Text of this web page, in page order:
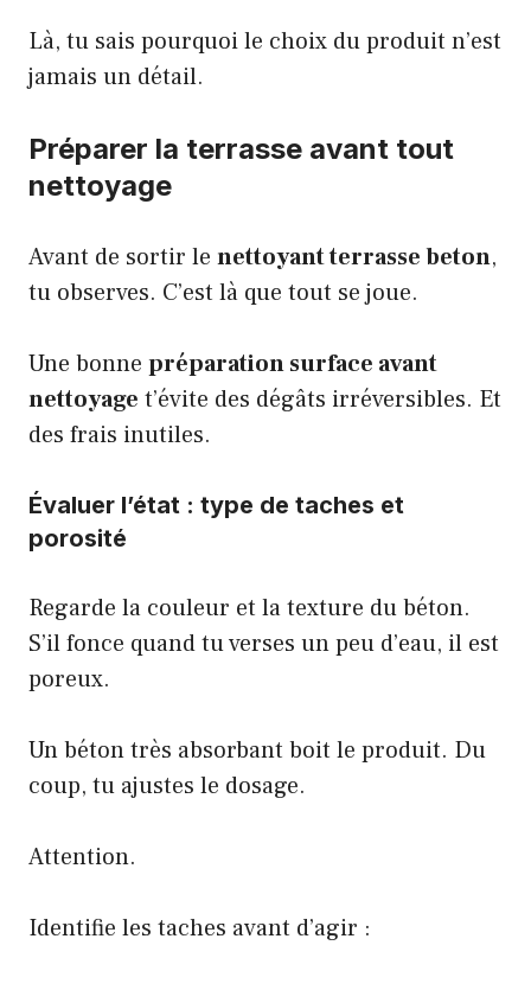
Là, tu sais pourquoi le choix du produit n’est
jamais un détail.
Préparer la terrasse avant tout
nettoyage
Avant de sortir le nettoyant terrasse beton,
tu observes. C’est là que tout se joue.
Une bonne préparation surface avant
nettoyage t’évite des dégâts irréversibles. Et
des frais inutiles.
Évaluer l’état : type de taches et
porosité
Regarde la couleur et la texture du béton.
S’il fonce quand tu verses un peu d’eau, il est
poreux.
Un béton très absorbant boit le produit. Du
coup, tu ajustes le dosage.
Attention.
Identifie les taches avant d’agir :